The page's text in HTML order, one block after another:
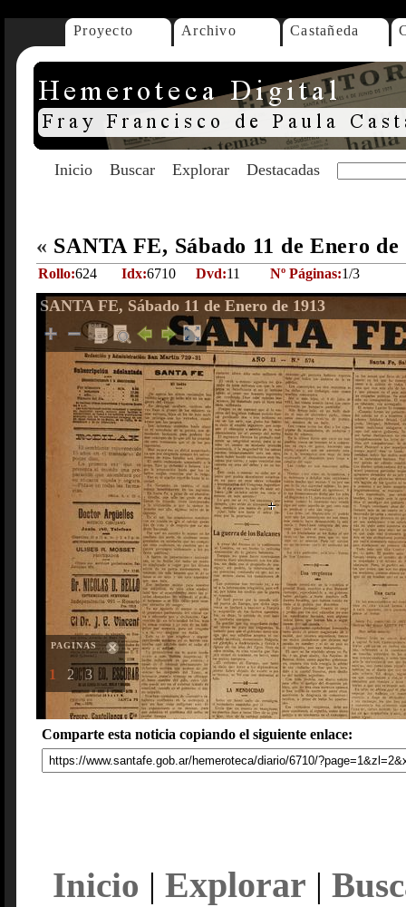
Proyecto Archivo Castañeda
Inicio Buscar Explorar Destacadas
« SANTA FE, Sábado 11 de Enero
Rollo:624 Idx:6710 Dvd:11 Nº Páginas:1/3
SANTA FE, Sábado 11 de Enero de 1913
PAGINAS
1 2 3
Comparte esta noticia copiando el siguiente enlace:
Inicio | Explorar |